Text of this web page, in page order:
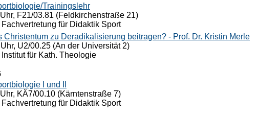
Trainingslehr
F21/03.81 (Feldkirchenstraße 21)
Fachvertretung für Didaktik Sport
Christentum zu Deradikalisierung beitragen? - Prof. Dr. Kristin Merle
U2/00.25 (An der Universität 2)
Institut für Kath. Theologie
I und II
KÄ7/00.10 (Kärntenstraße 7)
Fachvertretung für Didaktik Sport